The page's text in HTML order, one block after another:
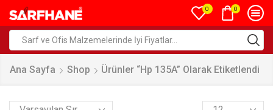
0 0
Ana Sayfa Shop Ürünler “hp 135A” Olarak Etiketlendi